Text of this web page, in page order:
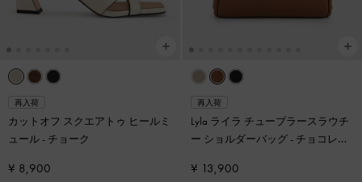
再入荷
カットオフ スクエアトゥ ヒールミ
ュール- チョーク
¥ 8,900
再入荷
Lyla ライラ チューブラースラウチ
ー ショルダーバッグ- チョコレー
¥ 13,900